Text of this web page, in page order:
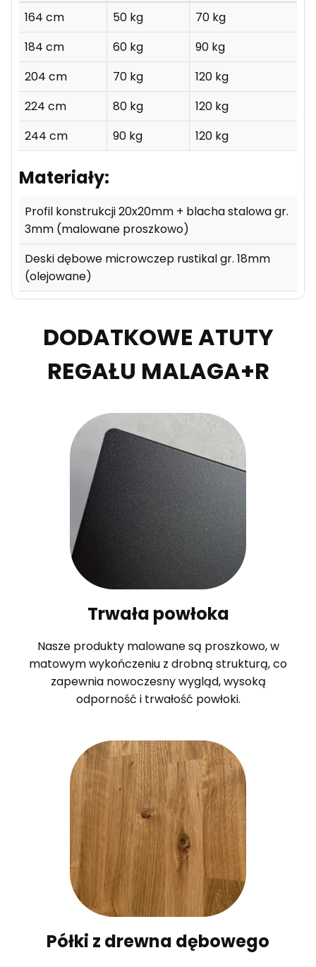
164 cm 50 kg
70 kg
184 cm
60 kg
90 kg
204 cm
70 kg
120 kg
224 cm
80 kg
120 kg
244 cm
90 kg 120 kg
Materiały:
Profil konstrukcji 20x20mm + blacha stalowa gr.
3mm (malowane proszkowo)
Deski dębowe microwczep rustikal gr. 18mm
(olejowane)
DODATKOWE ATUTY
REGAŁU MALAGA+R
Trwała powłoka
Nasze produkty malowane są proszkowo, w
matowym wykończeniu z drobną strukturą, co
zapewnia nowoczesny wygląd, wysoką
odporność i trwałość powłoki.
Półki z drewna dębowego